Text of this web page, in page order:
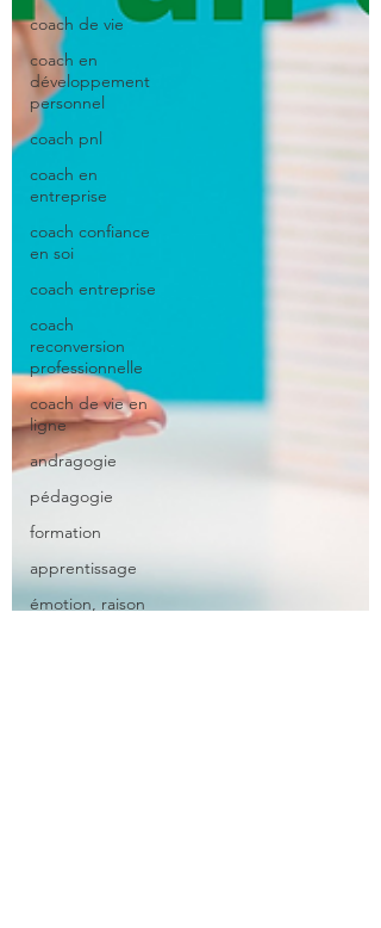
coach de vie
coach en
développement
personnel
coach pnl
coach en
entreprise
coach confiance
en soi
coach entreprise
coach
reconversion
professionnelle
coach de vie en
ligne
andragogie
pédagogie
formation
apprentissage
émotion, raison